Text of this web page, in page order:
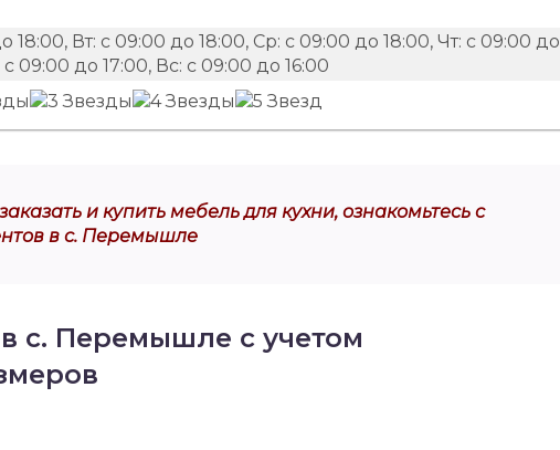
18:00, Вт: с 09:00 до 18:00, Ср: с 09:00 до 18:00, Чт: с 09:00 до
09:00 до 17:00, Вс: с 09:00 до 16:00
и купить мебель для кухни, ознакомьтесь с
в с. Перемышле
с. Перемышле с учетом